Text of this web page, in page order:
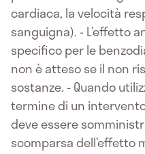
cardiaca, la velocità
sanguigna). - L’effetto
specifico per le
non è atteso se il non
sostanze. - Quando
termine di un
deve essere
scomparsa dell’effetto